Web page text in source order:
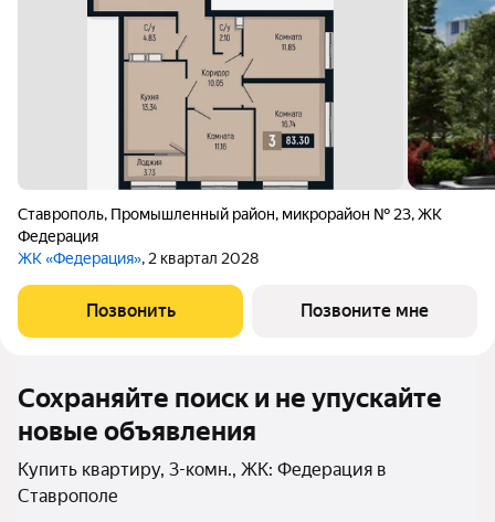
Ставрополь, Промышленный район, микрорайон № 23,ЖК
Федерация
ЖК «Федерация», 2 квартал 2028
Позвонить Позвоните мне
Сохраняйте поиск и не упускайте
новые объявления
Купить квартиру, 3-комн., ЖК: Федерация в
Ставрополе